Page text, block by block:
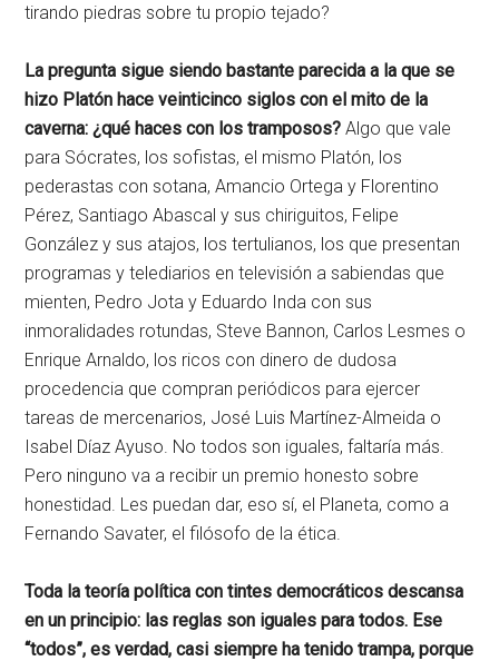
tirando piedras sobre tu propio tejado?
La pregunta sigue siendo bastante parecida a la que se
hizo Platón hace veinticinco siglos con el mito de la
caverna: ¿qué haces con los tramposos? Algo que vale
para Sócrates, los sofistas, el mismo Platón, los
pederastas con sotana, Amancio Ortega y Florentino
Pérez, Santiago Abascal y sus chiriguitos, Felipe
González y sus atajos, los tertulianos, los que presentan
programas y telediarios en televisión a sabiendas que
mienten, Pedro Jota y Eduardo Inda con sus
inmoralidades rotundas, Steve Bannon, Carlos Lesmes o
Enrique Arnaldo, los ricos con dinero de dudosa
procedencia que compran periódicos para ejercer
tareas de mercenarios, José Luis Martínez-Almeida o
Isabel Díaz Ayuso. No todos son iguales, faltaría más.
Pero ninguno va a recibir un premio honesto sobre
honestidad. Les puedan dar, eso sí, el Planeta, como a
Fernando Savater, el filósofo de la ética.
Toda la teoría política con tintes democráticos descansa
en un principio: las reglas son iguales para todos. Ese
“todos”, es verdad, casi siempre ha tenido trampa, porque